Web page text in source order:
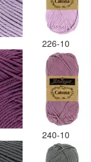
226-10
240-10